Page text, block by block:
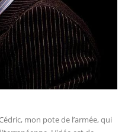
mon pote de l’armée, qui